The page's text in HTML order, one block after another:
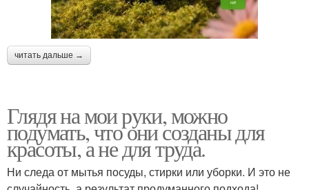
читать дальше →
Глядя на мои руки, можно
подумать, что они созданы для
красоты, а не для труда.
Ни следа от мытья посуды, стирки или уборки. И это не